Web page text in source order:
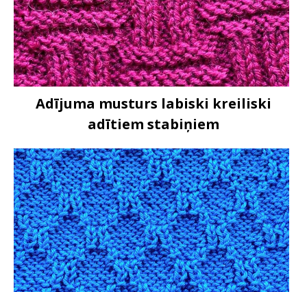
Adījuma musturs labiski kreiliski
adītiem stabiņiem